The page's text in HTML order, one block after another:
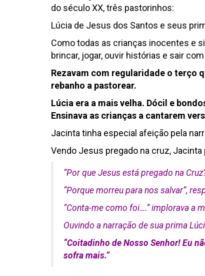
do século XX, três pastorinhos:
Lúcia de Jesus dos Santos e seus
Como todas as crianças inocentes e
brincar, jogar, ouvir histórias e sair
Rezavam com regularidade o terço
rebanho a pastorear.
Lúcia era a mais velha. Dócil e
Ensinava as crianças a cantarem
Jacinta tinha especial afeição pela
Vendo Jesus pregado na cruz, Jacinta
“Por que Jesus está pregado na
“Porque morreu para nos salvar”,
“Conta-me como foi….” implorava a
Ouvindo a narração de sua prima
“Coitadinho de Nosso Senhor! Eu
sofra mais.”